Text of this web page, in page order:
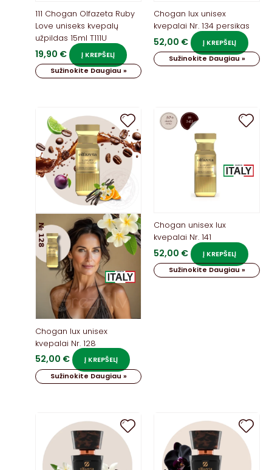
111 Chogan Olfazeta Ruby
Love uniseks kvepalų
užpildas 15ml T111U
19,90 €
Į KREPŠELĮ
Sužinokite Daugiau »
Chogan lux unisex
kvepalai Nr. 134 persikas
52,00 €
Į KREPŠELĮ
Sužinokite Daugiau »
Chogan lux unisex
kvepalai Nr. 128
52,00 €
Į KREPŠELĮ
Sužinokite Daugiau »
Chogan unisex lux
kvepalai Nr. 141
52,00 €
Į KREPŠELĮ
Sužinokite Daugiau »